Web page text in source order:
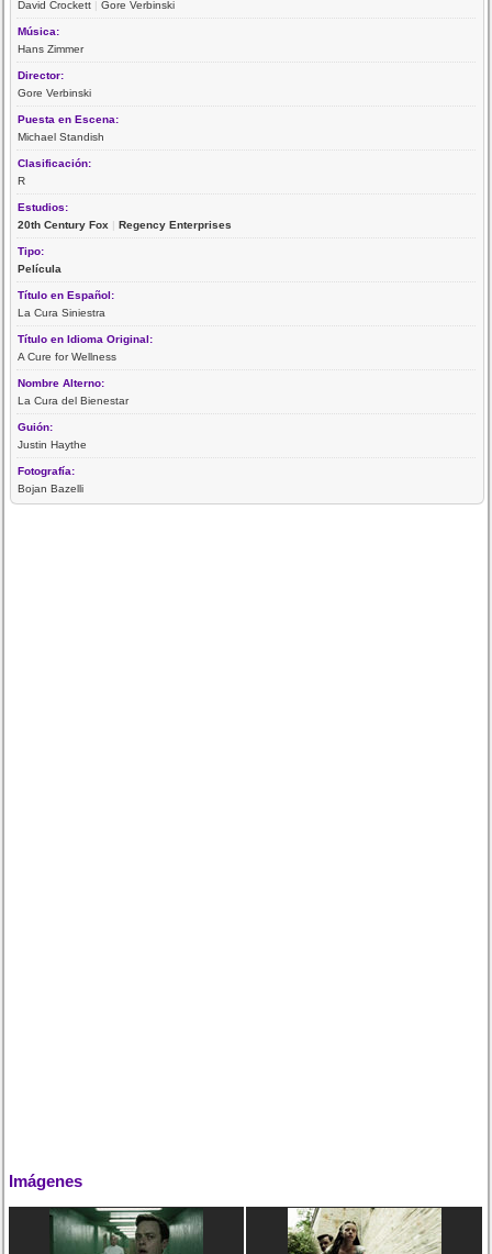
David Crockett |Gore Verbinski
Música:
Hans Zimmer
Director:
Gore Verbinski
Puesta en Escena:
Michael Standish
Clasificación:
R
Estudios:
20th Century Fox |Regency Enterprises
Tipo:
Película
Título en Español:
La Cura Siniestra
Título en Idioma Original:
A Cure for Wellness
Nombre Alterno:
La Cura del Bienestar
Guión:
Justin Haythe
Fotografía:
Bojan Bazelli
Imágenes